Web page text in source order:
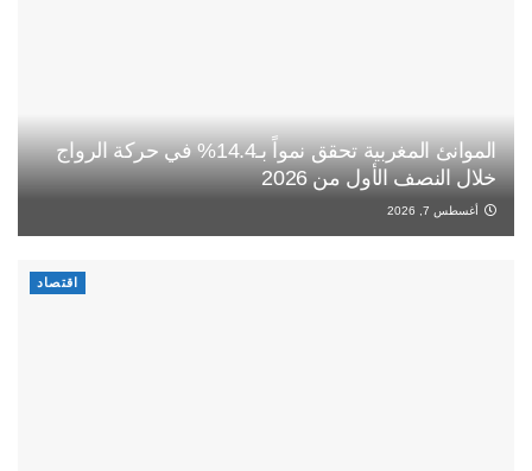
الموانئ المغربية تحقق نمواً بـ14.4% في حركة الرواج
خلال النصف الأول من 2026
أغسطس 7, 2026
اقتصاد